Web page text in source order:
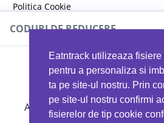
Eatntrack utilizeaza
pentru a personaliza si
ta pe site-ul nostru. Prin
pe site-ul nostru confirmi
fisierelor de tip cookie
Politica Cookie
Politica de confidențialitate
CODURI DE REDUCERE
Ai 40%reducere la orice